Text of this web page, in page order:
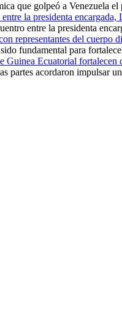
que golpeó a Venezuela
la presidenta
entre la presidenta
representantes del cuerpo
fundamental para
Guinea Ecuatorial
partes acordaron impulsar